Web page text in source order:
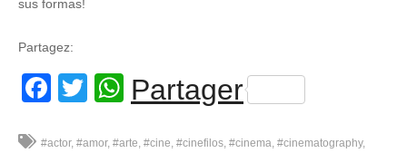
sus formas!
Partagez:
Facebook
TwitterWhatsApp
Partager
#actor #amor #arte #cine #cinefilos #cinema #cinematography